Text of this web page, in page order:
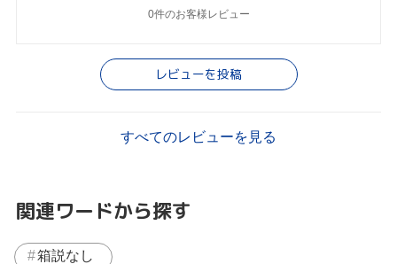
0件のお客様レビュー
レビューを投稿
すべてのレビューを見る
関連ワードから探す
箱説なし